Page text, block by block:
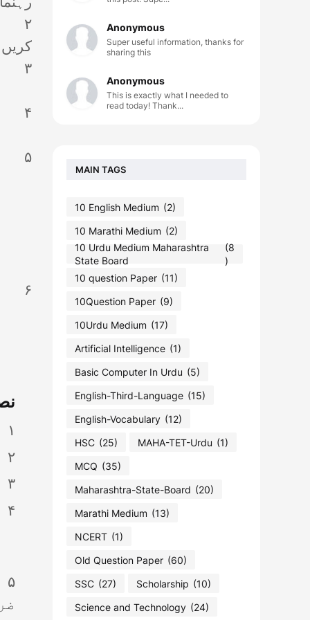
۳ طلباء سے بھی یہ مطلوب ہے کہ وہ استاد کی مدد سے کسی بھی موضوع پر
۴ استاد حتی الامکان ہر تخلیقی فن پارے کے اختتام پر جانچ
۵ استاد ، نصابی سرگرمیوں کے ساتھ ساتھ معاون از نصابی سرگرمیاں
۶ استاد، طلباء و طالبات کے لیے "تعلیمی سیر" کا بند و بست کرے۔
۱ طلباء میں ادب کے ذوق کی آبیاری ہوگی۔
۲ ادب کے ذریعے سے انسانی و اخلاقی اقدار کو فروغ ملے گا۔
۳ انسانوں کے جذبۂ باہمی کو ادب کے ذریعے سے استوار کیا جا سکے گا۔
Anonymous
Super useful information, thanks for
sharing this
Anonymous
This is exactly what I needed to
read today! Thank...
MAIN TAGS
10 English Medium (2)
10 Marathi Medium (2)
10 Urdu Medium Maharashtra
State Board
(8
)
10 question Paper (11)
10Question Paper (9)
10Urdu Medium (17)
Artificial Intelligence (1)
Basic Computer In Urdu (5)
English-Third-Language (15)
English-Vocabulary (12)
HSC (25) MAHA-TET-Urdu (1)
MCQ (35)
Maharashtra-State-Board (20)
Marathi Medium (13)
NCERT (1)
Old Question Paper (60)
SSC (27) Scholarship (10)
Science and Technology (24)